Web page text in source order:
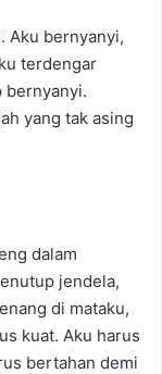
Aku bernyanyi,
terdengar
bernyanyi.
yang tak asing
dalam
jendela,
di mataku,
kuat. Aku harus
bertahan demi